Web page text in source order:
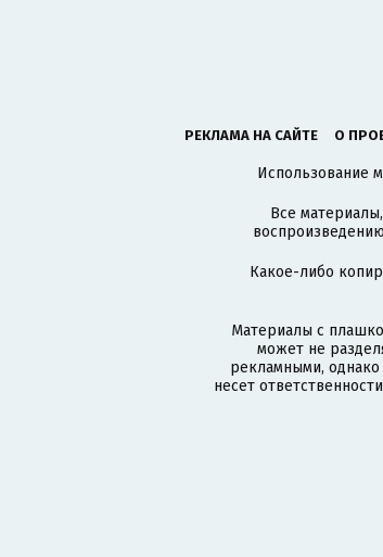
РЕКЛАМА НА САЙТЕ О
Использование
Все
Какое-либо
Материалы с
может не
рекламными, однако
несет